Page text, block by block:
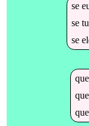
se
se tu
se
que
que
que